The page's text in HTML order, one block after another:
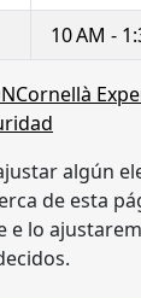
10 AM -
algún
de esta
e lo